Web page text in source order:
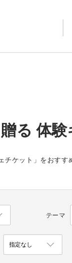
る 体
ケット」をおす
テーマ